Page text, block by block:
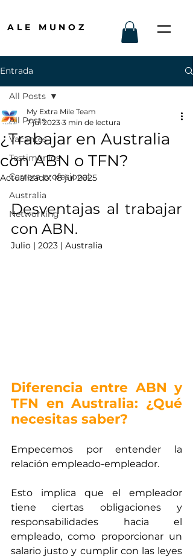
ALE MUNOZ
Entrada
All Posts
Vacantes
Testimonios
Carrera profesional
Australia
Networking
All Posts
¿Trabajar en Australia
con ABN o TFN?
My Extra Mile Team
7 jul 2023 3 min de lectura
Actualizado:18 jul 2025
Desventajas al trabajar
con ABN.
Julio | 2023 | Australia
Diferencia entre ABN y
TFN en Australia: ¿Qué
necesitas saber?
Empecemos por entender la
relación empleado-empleador.
Esto implica que el empleador
tiene ciertas obligaciones y
responsabilidades hacia el
empleado, como proporcionar un
salario justo y cumplir con las leyes